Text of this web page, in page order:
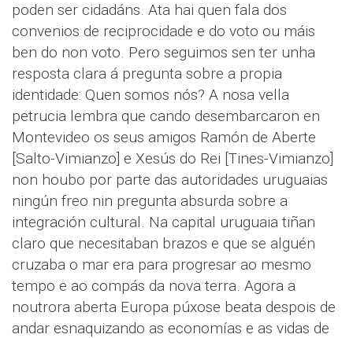
poden ser cidadáns. Ata hai quen fala dos
convenios de reciprocidade e do voto ou máis
ben do non voto. Pero seguimos sen ter unha
resposta clara á pregunta sobre a propia
identidade: Quen somos nós? A nosa vella
petrucia lembra que cando desembarcaron en
Montevideo os seus amigos Ramón de Aberte
[Salto-Vimianzo] e Xesús do Rei [Tines-Vimianzo]
non houbo por parte das autoridades uruguaias
ningún freo nin pregunta absurda sobre a
integración cultural. Na capital uruguaia tiñan
claro que necesitaban brazos e que se alguén
cruzaba o mar era para progresar ao mesmo
tempo e ao compás da nova terra. Agora a
noutrora aberta Europa púxose beata despois de
andar esnaquizando as economías e as vidas de